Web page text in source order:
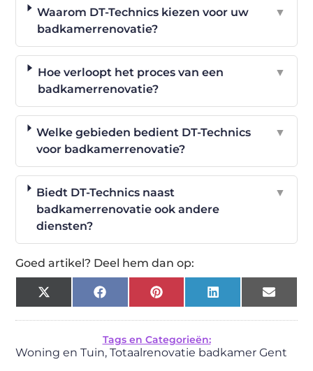
Waarom DT-Technics kiezen voor uw
badkamerrenovatie?
▼
Hoe verloopt het proces van een
badkamerrenovatie?
▼
Welke gebieden bedient DT-Technics
voor badkamerrenovatie?
▼
Biedt DT-Technics naast
badkamerrenovatie ook andere
diensten?
▼
Goed artikel? Deel hem dan op:
X
(Twitter)
FacebookPinterestLinkedIn Email
Tags en Categorieën:
Woning en Tuin,Totaalrenovatie badkamer Gent